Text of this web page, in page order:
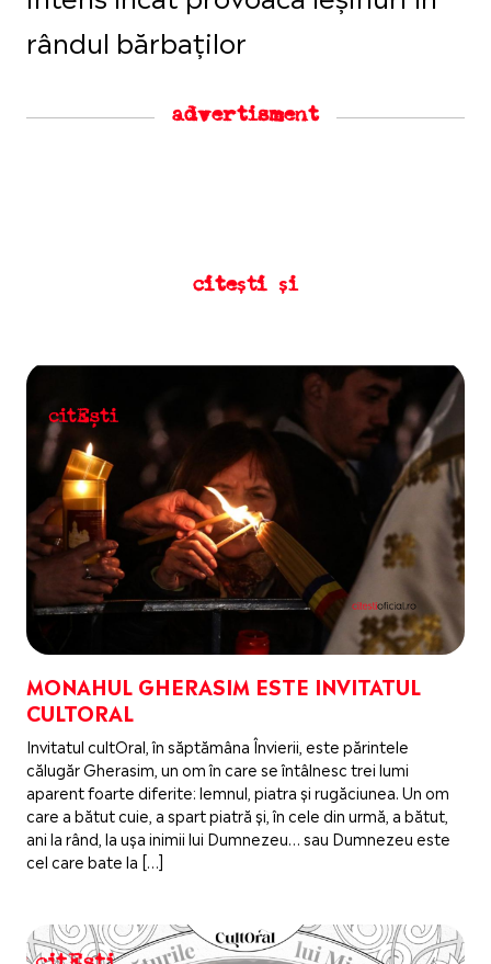
rândul bărbaților
advertisment
citești și
MONAHUL GHERASIM ESTE INVITATUL
CULTORAL
Invitatul cultOral, în săptămâna Învierii, este părintele
călugăr Gherasim, un om în care se întâlnesc trei lumi
aparent foarte diferite: lemnul, piatra și rugăciunea. Un om
care a bătut cuie, a spart piatră și, în cele din urmă, a bătut,
ani la rând, la ușa inimii lui Dumnezeu… sau Dumnezeu este
cel care bate la […]